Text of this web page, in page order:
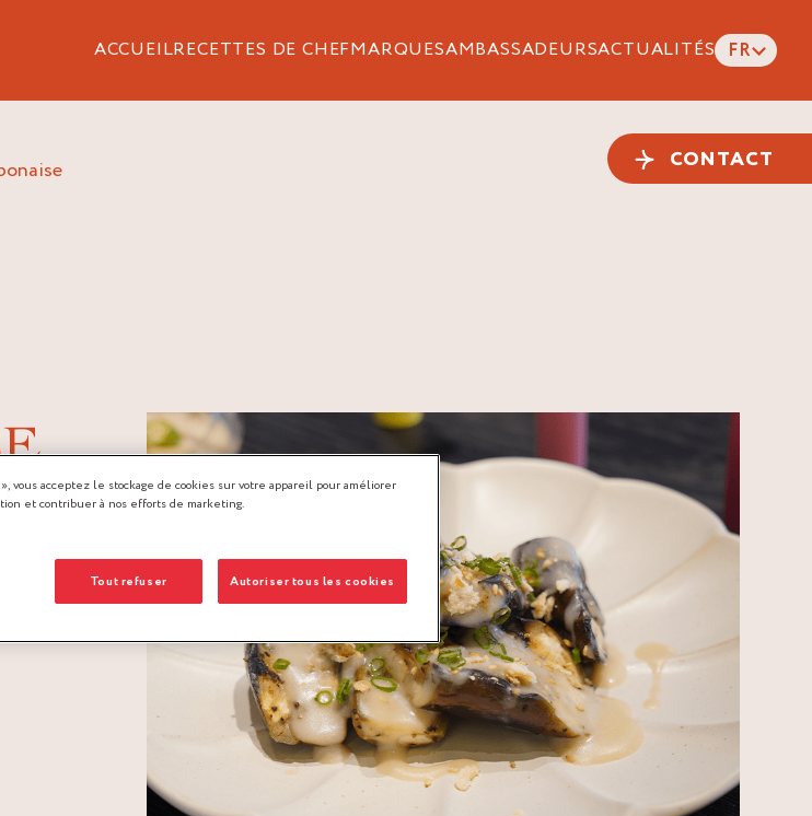
ACCUEILRECETTES DE CHEFMARQUESAMBASSADEURSACTUALITÉS FR
CONTACT
vous acceptez le stockage de cookies sur votre appareil pour améliorer
et contribuer à nos efforts de marketing.
Tout refuser Autoriser tous les cookies